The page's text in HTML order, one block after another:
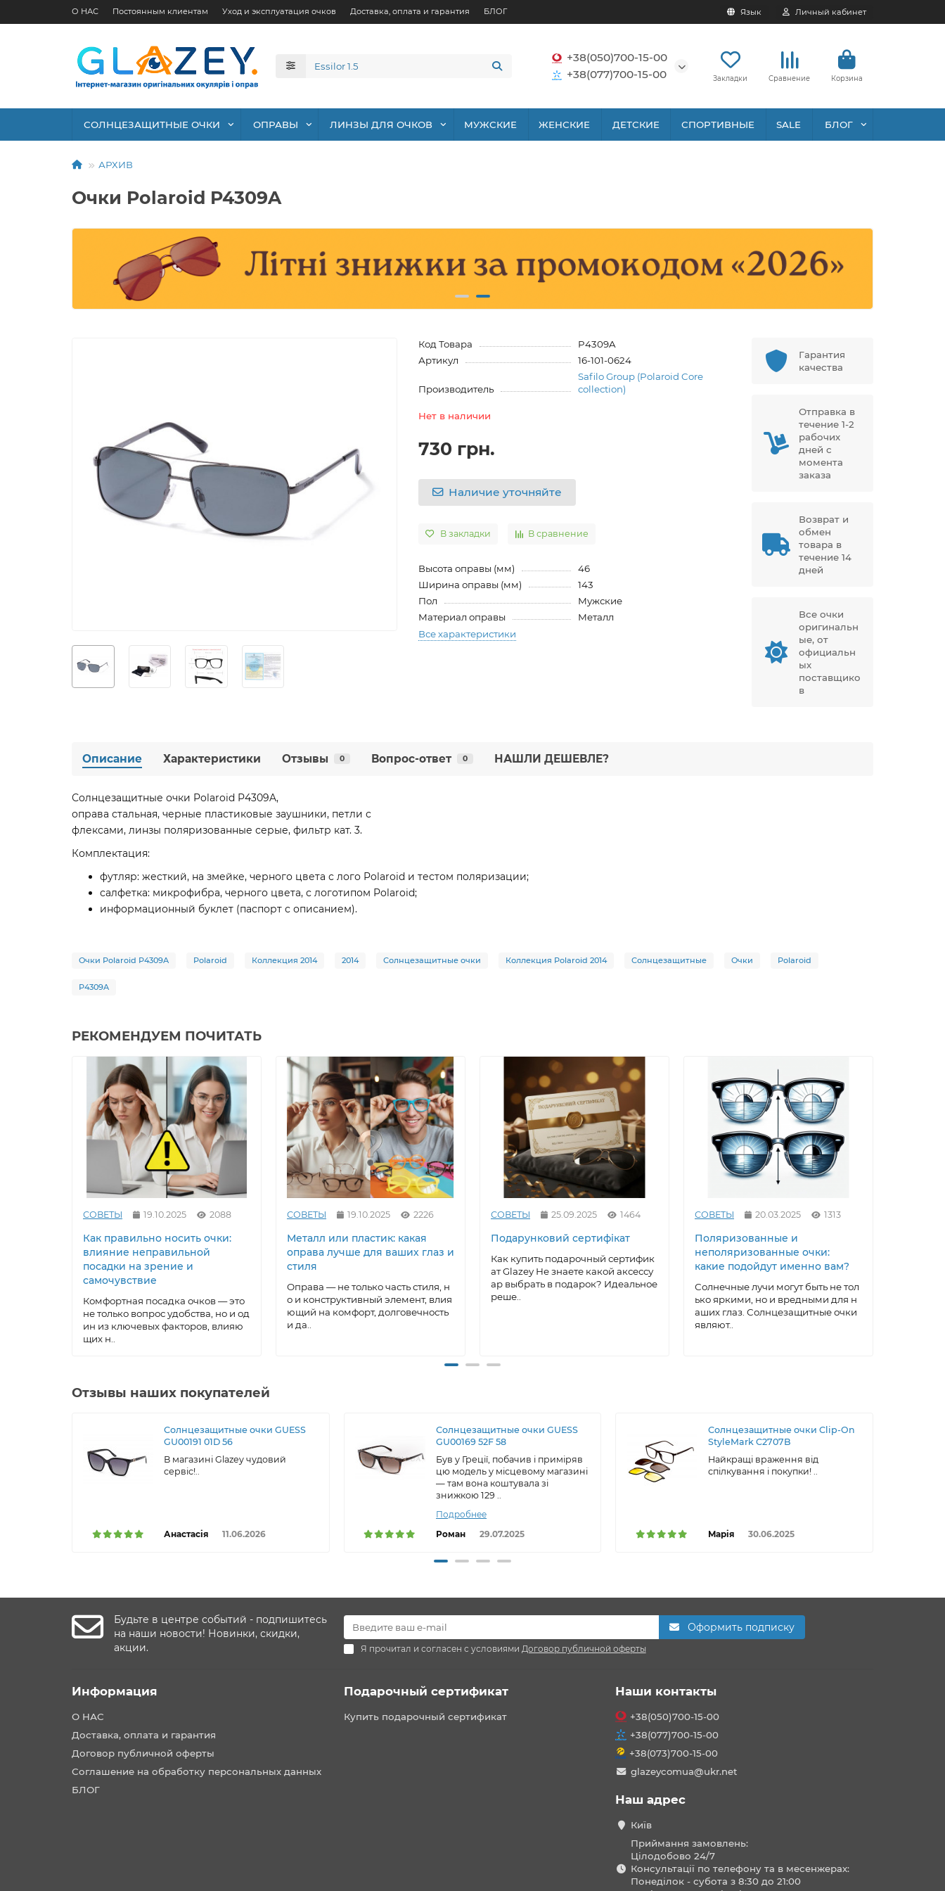
О НАС Постоянным клиентам Уход и эксплуатация очков Доставка, оплата и гарантия БЛОГ Язык Личный кабинет
+38(050)700-15-00
+38(077)700-15-00
Закладки Сравнение Корзина
СОЛНЦЕЗАЩИТНЫЕ ОЧКИ ОПРАВЫ ЛИНЗЫ ДЛЯ ОЧКОВ МУЖСКИЕ ЖЕНСКИЕ ДЕТСКИЕ СПОРТИВНЫЕ SALE БЛОГ
АРХИВ
Очки Polaroid P4309A
Код Товара
P4309A
Артикул
16-101-0624
Производитель
Safilo Group (Polaroid Core
collection)
Нет в наличии
730 грн.
Наличие уточняйте
В закладки В сравнение
Высота оправы (мм)
46
Ширина оправы (мм)
143
Пол
Мужские
Материал оправы
Металл
Все характеристики
Гарантия
качества
Отправка в
течение 1-2
рабочих
дней с
момента
заказа
Возврат и
обмен
товара в
течение 14
дней
Все очки
оригинальн
ые, от
официальн
ых
поставщико
в
Описание Характеристики Отзывы 0 Вопрос-ответ 0 НАШЛИ ДЕШЕВЛЕ?
Солнцезащитные очки Polaroid P4309A,
оправа стальная, черные пластиковые заушники, петли с
флексами, линзы поляризованные серые, фильтр кат. 3.
Комплектация:
футляр: жесткий, на змейке, черного цвета с лого Polaroid и тестом поляризации;
салфетка: микрофибра, черного цвета, с логотипом Polaroid;
информационный буклет (паспорт с описанием).
Очки Polaroid P4309A Polaroid Коллекция 2014 2014 Солнцезащитные очки Коллекция Polaroid 2014 Солнцезащитные Очки Polaroid
P4309A
РЕКОМЕНДУЕМ ПОЧИТАТЬ
СОВЕТЫ 19.10.2025 2088
Как правильно носить очки:
влияние неправильной
посадки на зрение и
самочувствие
Комфортная посадка очков — это
не только вопрос удобства, но и од
ин из ключевых факторов, влияю
щих н..
СОВЕТЫ 19.10.2025 2226
Металл или пластик: какая
оправа лучше для ваших глаз и
стиля
Оправа — не только часть стиля, н
о и конструктивный элемент, влия
ющий на комфорт, долговечность
и да..
СОВЕТЫ 25.09.2025 1464
Подарунковий сертифікат
Как купить подарочный сертифик
ат Glazey Не знаете какой аксессу
ар выбрать в подарок? Идеальное
реше..
СОВЕТЫ 20.03.2025 1313
Поляризованные и
неполяризованные очки:
какие подойдут именно вам?
Солнечные лучи могут быть не тол
ько яркими, но и вредными для н
аших глаз. Солнцезащитные очки
являют..
Отзывы наших покупателей
Солнцезащитные очки GUESS
GU00191 01D 56
В магазині Glazey чудовий
сервіс!..
Анастасія 11.06.2026
Солнцезащитные очки GUESS
GU00169 52F 58
Був у Греції, побачив і приміряв
цю модель у місцевому магазині
— там вона коштувала зі
знижкою 129 ..
Подробнее
Роман
29.07.2025
Солнцезащитные очки Clip-On
StyleMark C2707B
Найкращі враження від
спілкування і покупки! ..
Марія 30.06.2025
Будьте в центре событий - подпишитесь
на наши новости! Новинки, скидки,
акции.
Оформить подписку
Я прочитал и согласен с условиями Договор публичной оферты
Информация
О НАС
Доставка, оплата и гарантия
Договор публичной оферты
Соглашение на обработку персональных данных
БЛОГ
Подарочный сертификат
Купить подарочный сертификат
Наши контакты
+38(050)700-15-00
+38(077)700-15-00
+38(073)700-15-00
glazeycomua@ukr.net
Наш адрес
Київ
Приймання замовлень:
Цілодобово 24/7
Консультації по телефону та в месенжерах:
Понеділок - субота з 8:30 до 21:00